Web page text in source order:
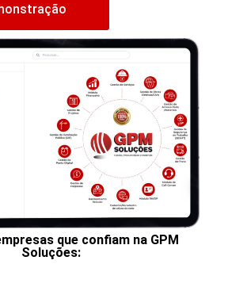
que confiam na GPM
Soluções: